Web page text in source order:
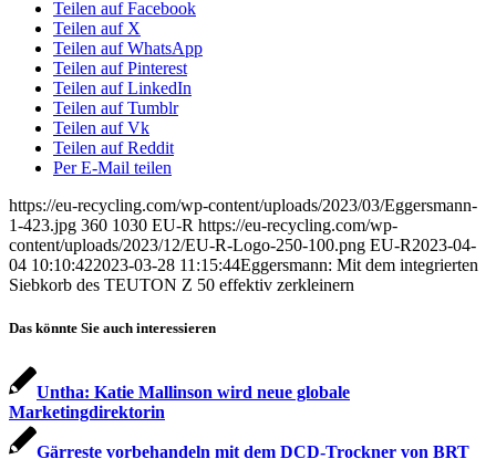
Teilen auf Facebook
Teilen auf X
Teilen auf WhatsApp
Teilen auf Pinterest
Teilen auf LinkedIn
Teilen auf Tumblr
Teilen auf Vk
Teilen auf Reddit
Per E-Mail teilen
https://eu-recycling.com/wp-content/uploads/2023/03/Eggersmann-
1-423.jpg 360 1030 EU-R https://eu-recycling.com/wp-
content/uploads/2023/12/EU-R-Logo-250-100.png EU-R2023-04-
04 10:10:422023-03-28 11:15:44Eggersmann: Mit dem integrierten
Siebkorb des TEUTON Z 50 effektiv zerkleinern
Das könnte Sie auch interessieren
Untha: Katie Mallinson wird neue globale
Marketingdirektorin
Gärreste vorbehandeln mit dem DCD-Trockner von BRT